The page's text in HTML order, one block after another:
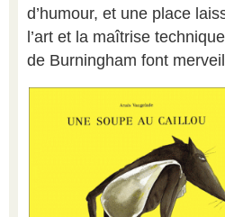
d’humour, et une place
l’art et la maîtrise
de Burningham font